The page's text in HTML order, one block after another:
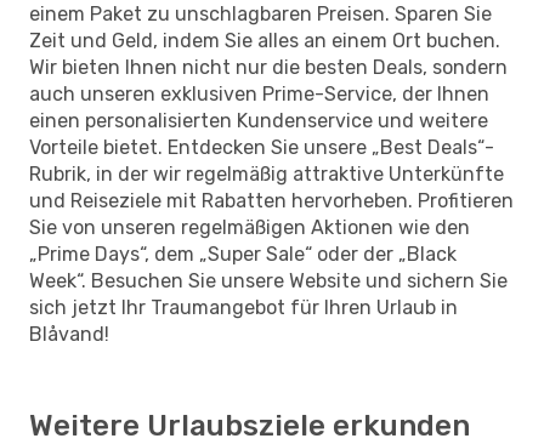
einem Paket zu unschlagbaren Preisen. Sparen Sie
Zeit und Geld, indem Sie alles an einem Ort buchen.
Wir bieten Ihnen nicht nur die besten Deals, sondern
auch unseren exklusiven Prime-Service, der Ihnen
einen personalisierten Kundenservice und weitere
Vorteile bietet. Entdecken Sie unsere „Best Deals“-
Rubrik, in der wir regelmäßig attraktive Unterkünfte
und Reiseziele mit Rabatten hervorheben. Profitieren
Sie von unseren regelmäßigen Aktionen wie den
„Prime Days“, dem „Super Sale“ oder der „Black
Week“. Besuchen Sie unsere Website und sichern Sie
sich jetzt Ihr Traumangebot für Ihren Urlaub in
Blåvand!
Weitere Urlaubsziele erkunden